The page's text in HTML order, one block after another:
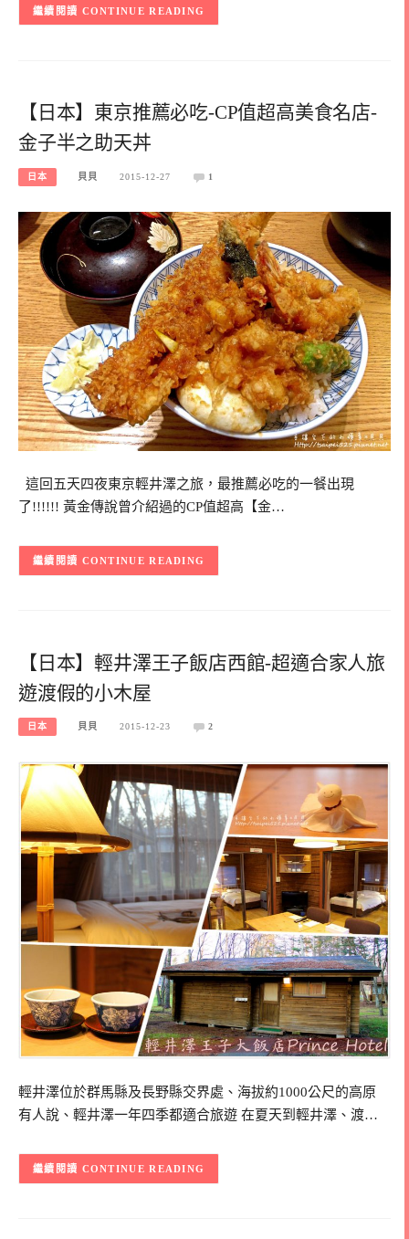
CONTINUE READING
【日本】東京推薦必吃-CP值超高美食名店-
金子半之助天丼
日本 貝貝 2015-12-27 1
這回五天四夜東京輕井澤之旅，最推薦必吃的一餐出現
了!!!!!! 黃金傳說曾介紹過的CP值超高【金…
CONTINUE READING
【日本】輕井澤王子飯店西館-超適合家人旅
遊渡假的小木屋
日本 貝貝 2015-12-23 2
輕井澤位於群馬縣及長野縣交界處、海拔約1000公尺的高原
有人說、輕井澤一年四季都適合旅遊 在夏天到輕井澤、渡…
CONTINUE READING